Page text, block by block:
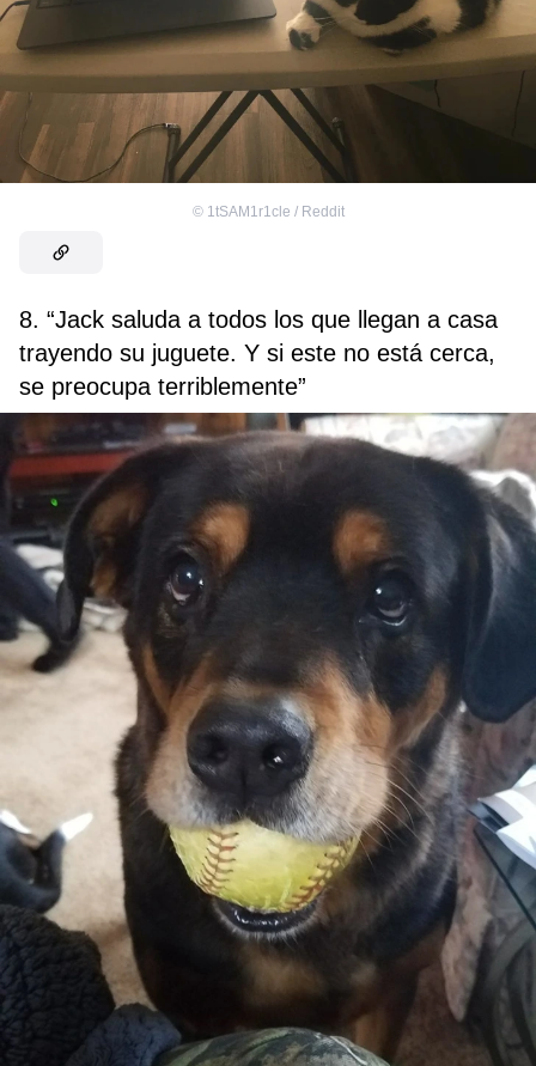
© 1tSAM1r1cle / Reddit
8. “Jack saluda a todos los que llegan a casa
trayendo su juguete. Y si este no está cerca,
se preocupa terriblemente”